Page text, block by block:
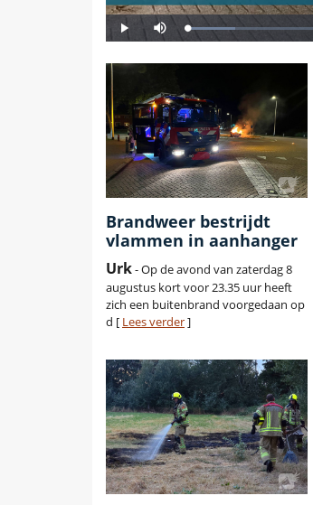
Brandweer bestrijdt
vlammen in aanhanger
Urk- Op de avond van zaterdag 8
augustus kort voor 23.35 uur heeft
zich een buitenbrand voorgedaan op
d [ Lees verder]